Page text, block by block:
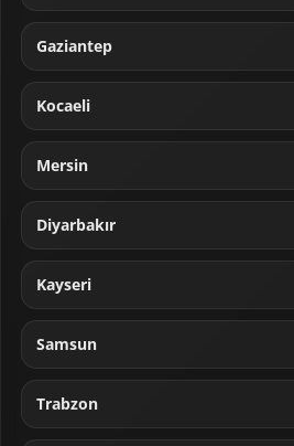
Gaziantep
Kocaeli
Mersin
Diyarbakır
Kayseri
Samsun
Trabzon